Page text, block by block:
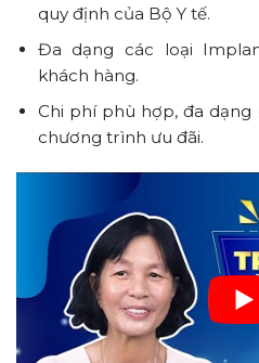
quy định của Bộ Y tế.
Đa dạng các loại
khách hàng.
Chi phí phù hợp, đa
chương trình ưu đãi.